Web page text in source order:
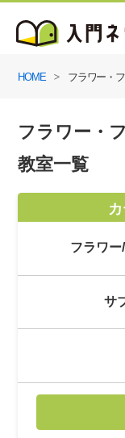
HOME フラワー・
フラワー・
教室一覧